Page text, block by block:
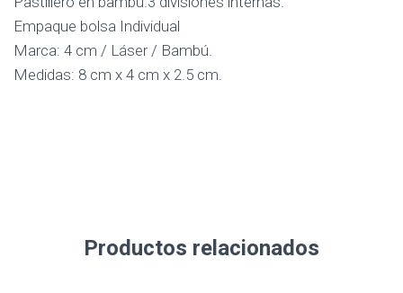
Empaque bolsa Individual
Marca: 4 cm / Láser / Bambú.
Medidas: 8 cm x 4 cm x 2.5 cm.
Productos relacionados